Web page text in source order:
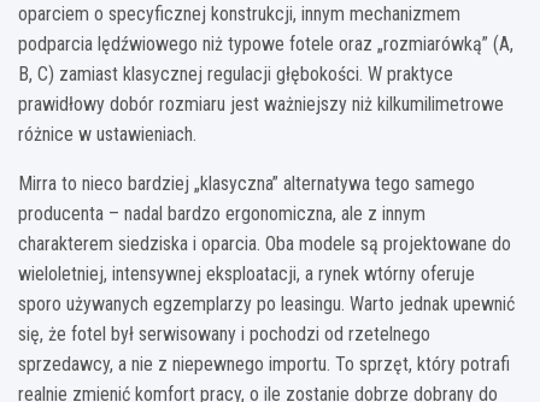
oparciem o specyficznej konstrukcji, innym mechanizmem
podparcia lędźwiowego niż typowe fotele oraz „rozmiarówką” (A,
B, C) zamiast klasycznej regulacji głębokości. W praktyce
prawidłowy dobór rozmiaru jest ważniejszy niż kilkumilimetrowe
różnice w ustawieniach.
Mirra to nieco bardziej „klasyczna” alternatywa tego samego
producenta – nadal bardzo ergonomiczna, ale z innym
charakterem siedziska i oparcia. Oba modele są projektowane do
wieloletniej, intensywnej eksploatacji, a rynek wtórny oferuje
sporo używanych egzemplarzy po leasingu. Warto jednak upewnić
się, że fotel był serwisowany i pochodzi od rzetelnego
sprzedawcy, a nie z niepewnego importu. To sprzęt, który potrafi
realnie zmienić komfort pracy, o ile zostanie dobrze dobrany do